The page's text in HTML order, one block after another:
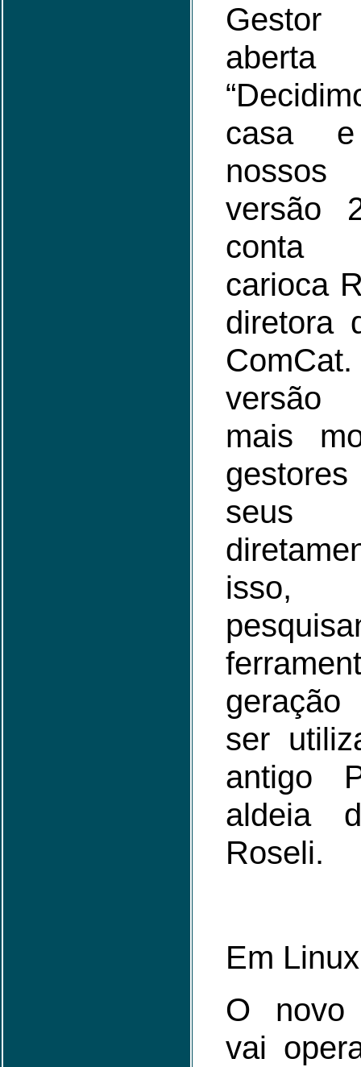
Gestor
casa e
nossos
versão
conta
carioca
diretora
versão
mais
seus
isso,
geração
ser
antigo
aldeia
Roseli.
Em Linux
O novo
vai